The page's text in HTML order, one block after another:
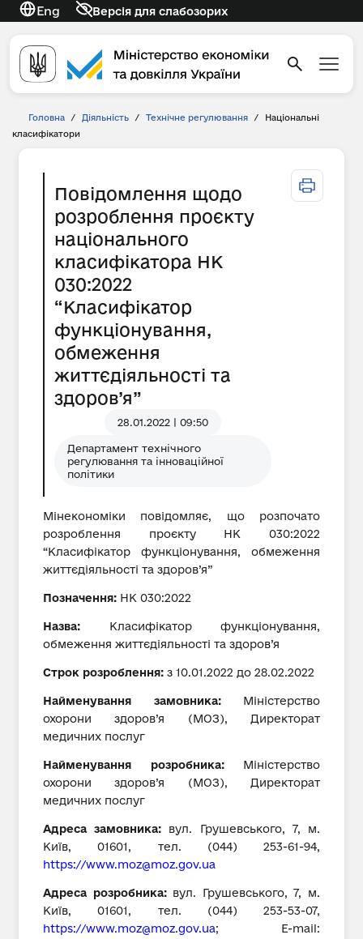
Eng Версія для слабозорих
Головна / Діяльність / Технічне регулювання /
Національні
класифікатори
Повідомлення щодо
розроблення проєкту
національного
класифікатора НК
030:2022
“Класифікатор
функціонування,
обмеження
життєдіяльності та
здоров’я”
28.01.2022 | 09:50
Департамент технічного
регулювання та інноваційної
політики
Мінекономіки повідомляє, що розпочато
розроблення проєкту НК 030:2022
“Класифікатор функціонування, обмеження
життєдіяльності та здоров’я”
Позначення: НК 030:2022
Назва: Класифікатор функціонування,
обмеження життєдіяльності та здоров’я
Строк розроблення: з 10.01.2022 до 28.02.2022
Найменування замовника:Міністерство
охорони здоров’я (МОЗ), Директорат
медичних послуг
Найменування розробника:Міністерство
охорони здоров’я (МОЗ), Директорат
медичних послуг
Адреса замовника: вул. Грушевського, 7, м.
Київ, 01601, тел. (044) 253-61-94,
https://www.moz@moz.gov.ua
Адреса розробника:вул. Грушевського, 7, м.
Київ, 01601, тел. (044) 253-53-07,
https://www.moz@moz.gov.ua; E-mail: